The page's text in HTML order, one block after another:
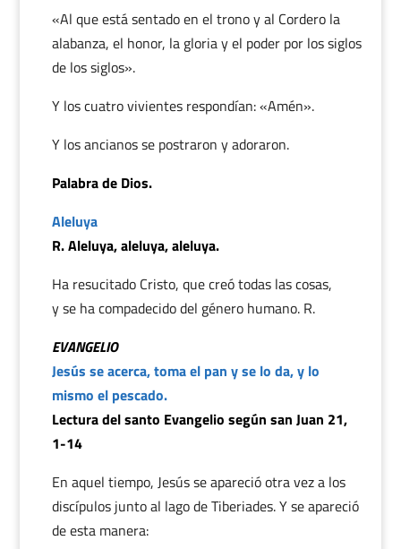
«Al que está sentado en el trono y al Cordero la
alabanza, el honor, la gloria y el poder por los siglos
de los siglos».
Y los cuatro vivientes respondían: «Amén».
Y los ancianos se postraron y adoraron.
Palabra de Dios.
Aleluya
R. Aleluya, aleluya, aleluya.
Ha resucitado Cristo, que creó todas las cosas,
y se ha compadecido del género humano. R.
EVANGELIO
Jesús se acerca, toma el pan y se lo da, y lo
mismo el pescado.
Lectura del santo Evangelio según san Juan 21,
1-14
En aquel tiempo, Jesús se apareció otra vez a los
discípulos junto al lago de Tiberiades. Y se apareció
de esta manera: